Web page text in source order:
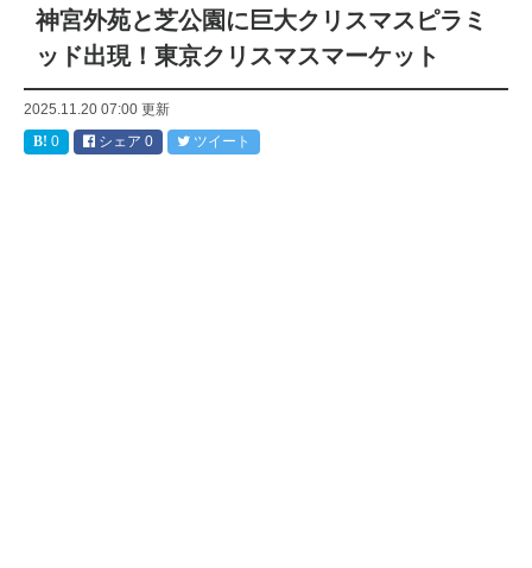
神宮外苑と芝公園に巨大クリスマスピラミ
ッド出現！東京クリスマスマーケット
2025.11.20 07:00 更新
0
シェア 0 ツイート